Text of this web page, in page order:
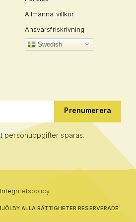
Allmänna villkor
Ansvarsfriskrivning
Swedish
personuppgifter sparas.
Integritetspolicy
ALLA RÄTTIGHETER RESERVERADE